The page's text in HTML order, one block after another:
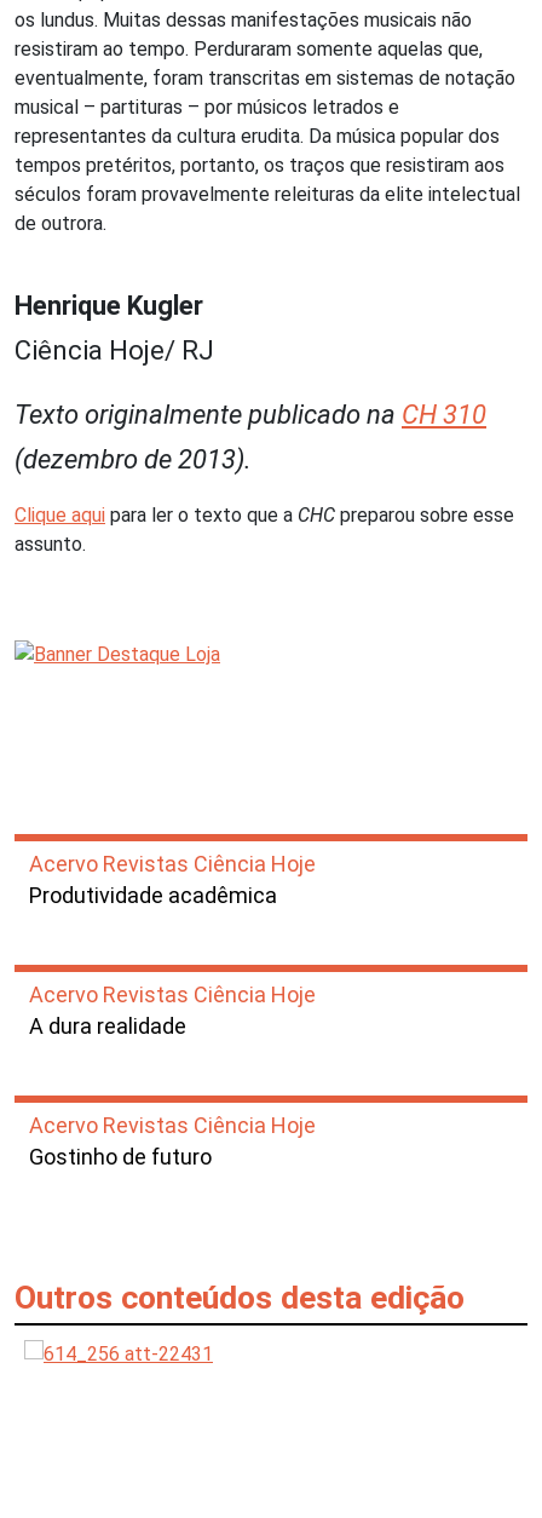
os lundus. Muitas dessas manifestações musicais não
resistiram ao tempo. Perduraram somente aquelas que,
eventualmente, foram transcritas em sistemas de notação
musical – partituras – por músicos letrados e
representantes da cultura erudita. Da música popular dos
tempos pretéritos, portanto, os traços que resistiram aos
séculos foram provavelmente releituras da elite intelectual
de outrora.
Henrique Kugler
Ciência Hoje/ RJ
Texto originalmente publicado na CH 310
(dezembro de 2013).
Clique aqui para ler o texto que a CHC preparou sobre esse
assunto.
Acervo Revistas Ciência Hoje
Produtividade acadêmica
Acervo Revistas Ciência Hoje
A dura realidade
Acervo Revistas Ciência Hoje
Gostinho de futuro
Outros conteúdos desta edição